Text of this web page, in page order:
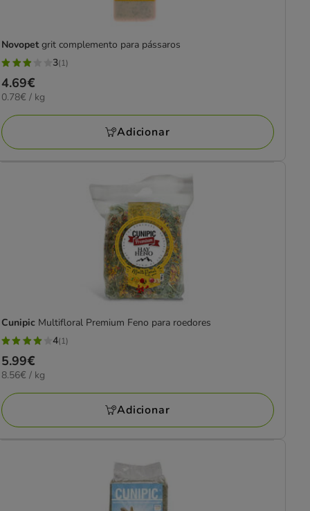
Novopetgrit complemento para pássaros
3
estrelas
com
1
avaliações
3(1)
Preço
4.69€
4.69€
0.78€
KG
0.78€ / kg
Adicionar
Cunipic Multifloral Premium Feno para roedores
4
estrelas
com
1
avaliações
4(1)
Preço
5.99€
5.99€
8.56€
KG
8.56€ / kg
Adicionar